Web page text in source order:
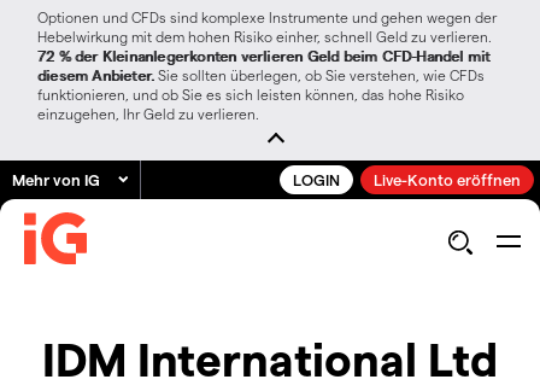
Optionen und CFDs sind komplexe Instrumente und gehen wegen der
Hebelwirkung mit dem hohen Risiko einher, schnell Geld zu verlieren.
72 % der Kleinanlegerkonten verlieren Geld beim CFD-Handel mit
diesem Anbieter. Sie sollten überlegen, ob Sie verstehen, wie CFDs
funktionieren, und ob Sie es sich leisten können, das hohe Risiko
einzugehen, Ihr Geld zu verlieren.
Mehr von IG LOGIN Live-Konto eröffnen
IDM International Ltd